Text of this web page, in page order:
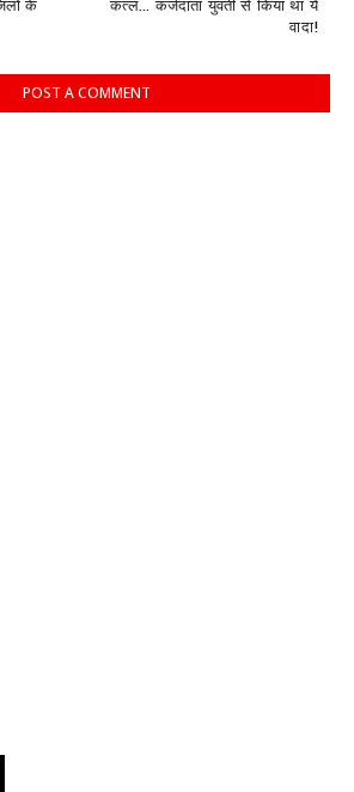
कत्ल... कर्जदाता युवती से किया था ये
वादा!
के
POST A COMMENT